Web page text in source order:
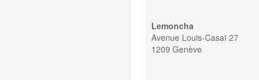
Lemoncha
Avenue Louis-Casaï 27
1209 Genève